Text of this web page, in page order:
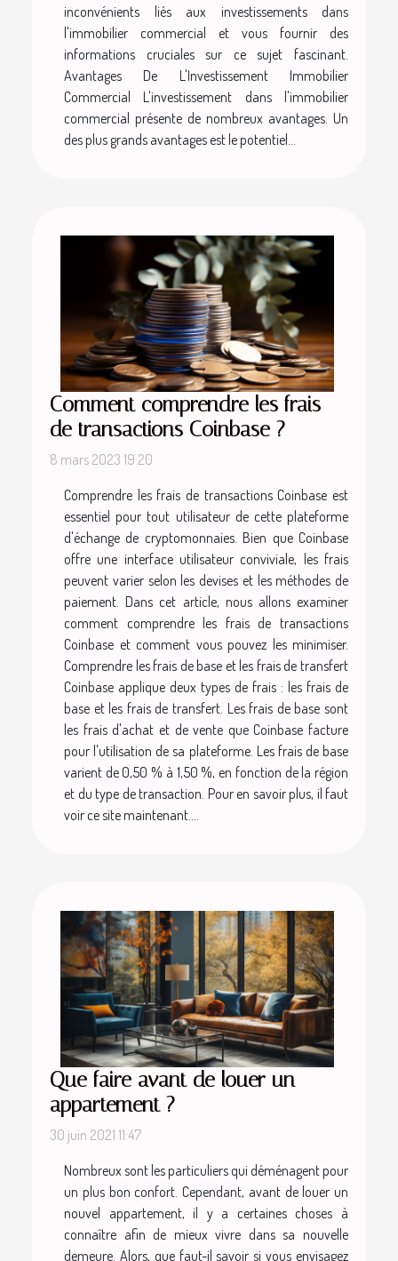
inconvénients liés aux investissements dans
l'immobilier commercial et vous fournir des
informations cruciales sur ce sujet fascinant.
Avantages De L'Investissement Immobilier
Commercial L'investissement dans l'immobilier
commercial présente de nombreux avantages. Un
des plus grands avantages est le potentiel...
Comment comprendre les frais
de transactions Coinbase ?
8 mars 2023 19:20
Comprendre les frais de transactions Coinbase est
essentiel pour tout utilisateur de cette plateforme
d'échange de cryptomonnaies. Bien que Coinbase
offre une interface utilisateur conviviale, les frais
peuvent varier selon les devises et les méthodes de
paiement. Dans cet article, nous allons examiner
comment comprendre les frais de transactions
Coinbase et comment vous pouvez les minimiser.
Comprendre les frais de base et les frais de transfert
Coinbase applique deux types de frais : les frais de
base et les frais de transfert. Les frais de base sont
les frais d'achat et de vente que Coinbase facture
pour l'utilisation de sa plateforme. Les frais de base
varient de 0,50 % à 1,50 %, en fonction de la région
et du type de transaction. Pour en savoir plus, il faut
voir ce site maintenant....
Que faire avant de louer un
appartement ?
30 juin 2021 11:47
Nombreux sont les particuliers qui déménagent pour
un plus bon confort. Cependant, avant de louer un
nouvel appartement, il y a certaines choses à
connaître afin de mieux vivre dans sa nouvelle
demeure. Alors, que faut-il savoir si vous envisagez